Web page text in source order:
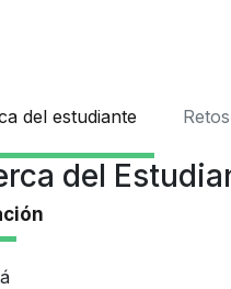
del estudiante Retos
del